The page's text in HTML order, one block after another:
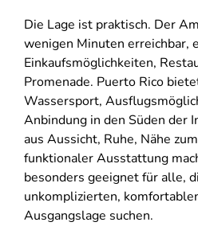
Die Lage ist praktisch. Der
wenigen Minuten erreichbar,
Einkaufsmöglichkeiten,
Promenade. Puerto Rico
Wassersport,
Anbindung in den Süden der
aus Aussicht, Ruhe, Nähe
funktionaler Ausstattung
besonders geeignet für alle,
unkomplizierten,
Ausgangslage suchen.